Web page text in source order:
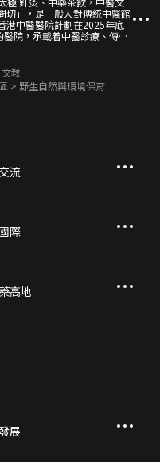
院，承載着中醫診療、傳
文教
> 野生自然與環境保育
流
際
高地
展